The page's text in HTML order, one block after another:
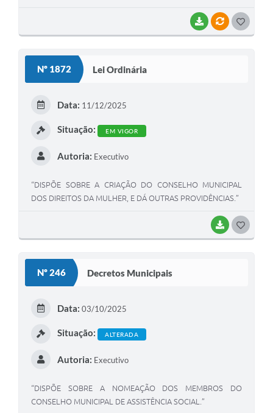
BAIXARVÍNCULOS
Nº 1872 Lei Ordinária
BAIXAR
Data: 11/12/2025
Situação: EM VIGOR
Autoria: Executivo
“DISPÕE SOBRE A CRIAÇÃO DO CONSELHO MUNICIPAL
DOS DIREITOS DA MULHER, E DÁ OUTRAS PROVIDÊNCIAS.”
Nº 246 Decretos Municipais
Data: 03/10/2025
Situação: ALTERADA
Autoria: Executivo
“DISPÕE SOBRE A NOMEAÇÃO DOS MEMBROS DO
CONSELHO MUNICIPAL DE ASSISTÊNCIA SOCIAL.”